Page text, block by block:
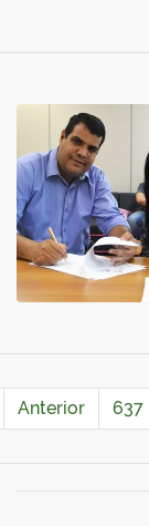
Anterior 637